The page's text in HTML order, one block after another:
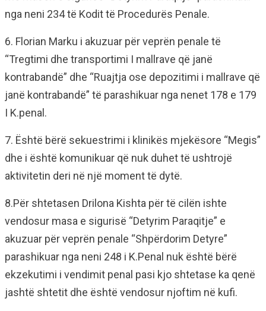
nga neni 234 të Kodit të Procedurës Penale.
6. Florian Marku i akuzuar për veprën penale të
“Tregtimi dhe transportimi I mallrave që janë
kontrabandë” dhe “Ruajtja ose depozitimi i mallrave që
janë kontrabandë” të parashikuar nga nenet 178 e 179
I K.penal.
7. Është bërë sekuestrimi i klinikës mjekësore “Megis”
dhe i është komunikuar që nuk duhet të ushtrojë
aktivitetin deri në një moment të dytë.
8.Për shtetasen Drilona Kishta për të cilën ishte
vendosur masa e sigurisë “Detyrim Paraqitje” e
akuzuar për veprën penale “Shpërdorim Detyre”
parashikuar nga neni 248 i K.Penal nuk është bërë
ekzekutimi i vendimit penal pasi kjo shtetase ka qenë
jashtë shtetit dhe është vendosur njoftim në kufi.